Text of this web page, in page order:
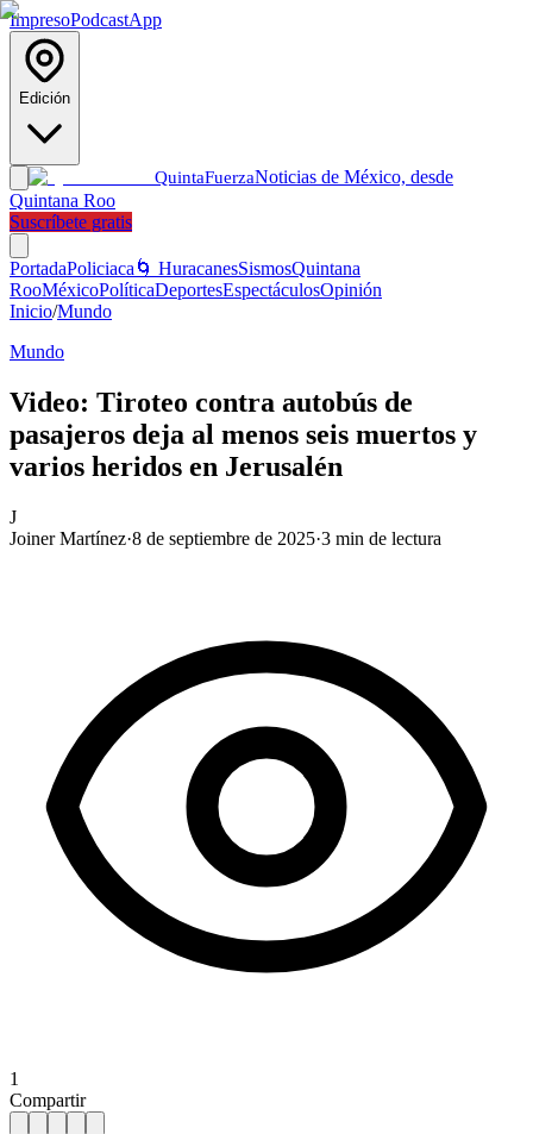
ImpresoPodcastApp
Edición
QuintaFuerzaNoticias de México, desde
Quintana Roo
Suscríbete gratis
PortadaPoliciaca 🌀 HuracanesSismosQuintana
RooMéxicoPolíticaDeportesEspectáculosOpinión
Inicio/Mundo
Mundo
Video: Tiroteo contra autobús de
pasajeros deja al menos seis muertos y
varios heridos en Jerusalén
J
Joiner Martínez·8 de septiembre de 2025·3 min de lectura
1
Compartir